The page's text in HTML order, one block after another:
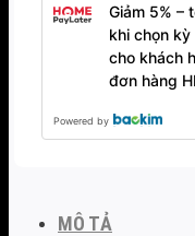
Giảm 5% –
khi chọn kỳ
cho khách
đơn hàng
Powered by
MÔ TẢ